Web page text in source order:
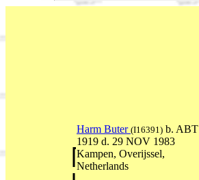
Harm Buter (I16391) b. ABT
1919 d. 29 NOV 1983
Kampen, Overijssel,
Netherlands